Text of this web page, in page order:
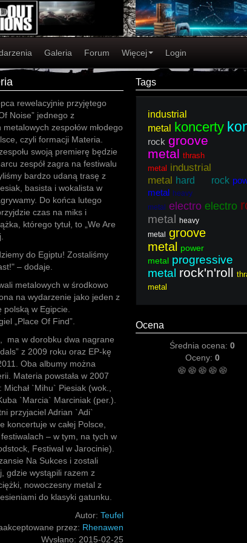
Galeria Forum Więcej Login
rewelacyjnie przyjętego
Noise” jednego z
zespołów młodego
czyli formacji Materia.
swoją premierę będzie
zespół zagra na festiwalu
bardzo udaną trasę z
basista i wokalista w
Do końca lutego
czas na miks i
którego tytuł, to „We Are
do Egiptu! Zostaliśmy
– dodaje.
metalowych w środkowo
na wydarzenie jako jeden z
w Egipcie.
„Place Of Find”.
ma w dorobku dwa nagrane
z 2009 roku oraz EP-kę
Oba albumy można
Materia powstała w 2007
`Mihu` Piesiak (wok.,
`Marcia` Marciniak (per.).
przyjaciel Adrian `Adi`
koncertuje w całej Polsce,
– w tym, na tych w
Festiwal w Jarocinie).
Na Sukces i zostali
gdzie wystąpili razem z
nowoczesny metal z
do klasyki gatunku.
Autor: Teufel
przez: Rhenawen
Wysłano: 2015-02-25
Tags
industrial
metal
koncerty
rock groove
metal thrash
metal industrial
metal hard rock
metal heavy
metal
electro electro
metal
heavy
metal groove
metal
power
metal progressive
metal rock'n'roll
metal
Ocena
Średnia ocena: 0
Oceny: 0